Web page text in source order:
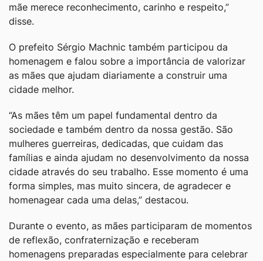
mãe merece reconhecimento, carinho e respeito,”
disse.
O prefeito Sérgio Machnic também participou da
homenagem e falou sobre a importância de valorizar
as mães que ajudam diariamente a construir uma
cidade melhor.
“As mães têm um papel fundamental dentro da
sociedade e também dentro da nossa gestão. São
mulheres guerreiras, dedicadas, que cuidam das
famílias e ainda ajudam no desenvolvimento da nossa
cidade através do seu trabalho. Esse momento é uma
forma simples, mas muito sincera, de agradecer e
homenagear cada uma delas,” destacou.
Durante o evento, as mães participaram de momentos
de reflexão, confraternização e receberam
homenagens preparadas especialmente para celebrar